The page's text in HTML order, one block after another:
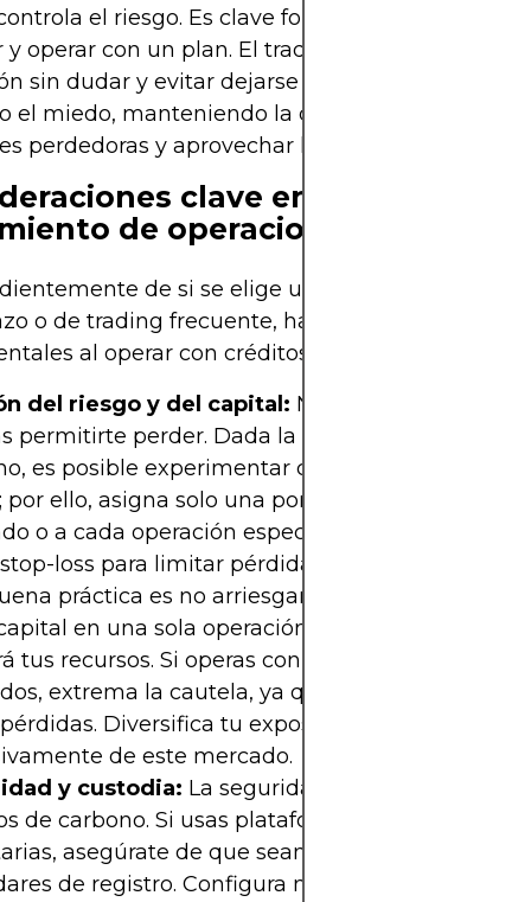
el riesgo. Es clave formarse
y operar con un plan. El trader debe ejecutar
sin dudar y evitar dejarse llevar por
el miedo, manteniendo la disciplina para cerrar
perdedoras y aprovechar las ganadoras.
clave en la ejecución
de operaciones
de si se elige un enfoque de
o de trading frecuente, hay principios y
al operar con créditos de carbono:
del riesgo y del capital: Nunca inviertas
permitirte perder. Dada la volatilidad de los
es posible experimentar caídas fuertes en
por ello, asigna solo una porción de tu capital
o a cada operación específica. Utiliza
stop-loss para limitar pérdidas máximas
práctica es no arriesgar más de, por
en una sola operación; así, una racha
tus recursos. Si operas con apalancamiento en
extrema la cautela, ya que amplifica tanto
Diversifica tu exposición para no
de este mercado.
y custodia: La seguridad es esencial al
de carbono. Si usas plataformas reguladas o
asegúrate de que sean confiables y
de registro. Configura medidas de